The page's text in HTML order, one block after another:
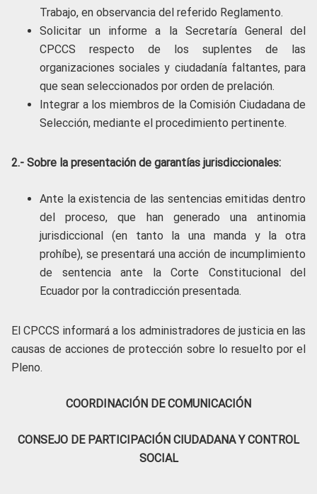
Trabajo, en observancia del referido Reglamento.
Solicitar un informe a la Secretaría General del
CPCCS respecto de los suplentes de las
organizaciones sociales y ciudadanía faltantes, para
que sean seleccionados por orden de prelación.
Integrar a los miembros de la Comisión Ciudadana de
Selección, mediante el procedimiento pertinente.
2.- Sobre la presentación de garantías jurisdiccionales:
Ante la existencia de las sentencias emitidas dentro
del proceso, que han generado una antinomia
jurisdiccional (en tanto la una manda y la otra
prohíbe), se presentará una acción de incumplimiento
de sentencia ante la Corte Constitucional del
Ecuador por la contradicción presentada.
El CPCCS informará a los administradores de justicia en las
causas de acciones de protección sobre lo resuelto por el
Pleno.
COORDINACIÓN DE COMUNICACIÓN
CONSEJO DE PARTICIPACIÓN CIUDADANA Y CONTROL
SOCIAL